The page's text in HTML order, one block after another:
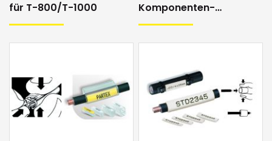
für T-800/T-1000
Komponenten-
markierungen (PS)